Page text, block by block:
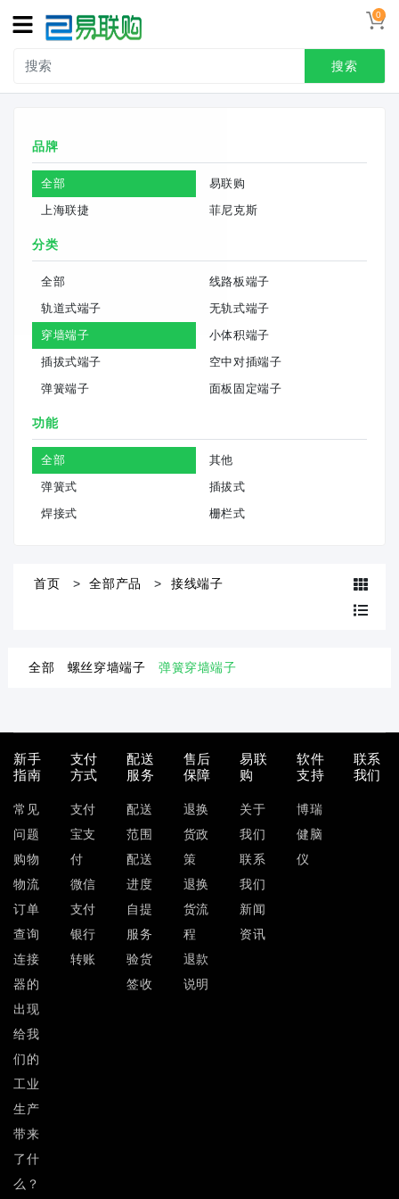
0
搜索
品牌
全部
易联购
上海联捷
菲尼克斯
分类
全部
线路板端子
轨道式端子
无轨式端子
穿墙端子
小体积端子
插拔式端子
空中对插端子
弹簧端子
面板固定端子
功能
全部
其他
弹簧式
插拔式
焊接式
栅栏式
首页 全部产品 接线端子
全部 螺丝穿墙端子 弹簧穿墙端子
新手
指南
常见
问题
购物
物流
订单
查询
连接
器的
出现
给我
们的
工业
生产
带来
了什
么？
支付
方式
支付
宝支
付
微信
支付
银行
转账
配送
服务
配送
范围
配送
进度
自提
服务
验货
签收
售后
保障
退换
货政
策
退换
货流
程
退款
说明
易联
购
关于
我们
联系
我们
新闻
资讯
软件
支持
博瑞
健脑
仪
联系
我们